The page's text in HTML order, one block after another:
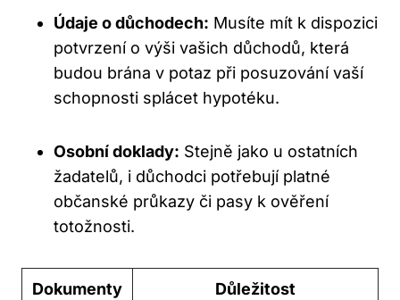
Údaje o důchodech: Musíte mít k dispozici
potvrzení o výši vašich důchodů, která
budou brána v potaz při posuzování vaší
schopnosti splácet hypotéku.
Osobní doklady: Stejně jako u ostatních
žadatelů, i důchodci potřebují platné
občanské průkazy či pasy k ověření
totožnosti.
Dokumenty Důležitost